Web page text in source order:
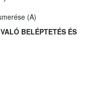
(A)
BELÉPTETÉS ÉS